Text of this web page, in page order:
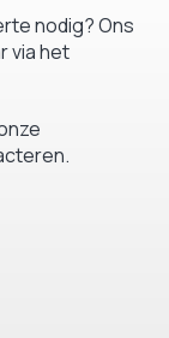
nodig? Ons
via het